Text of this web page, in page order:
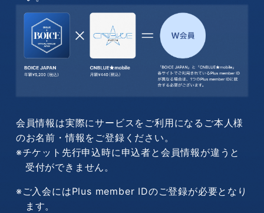
会員情報は実際にサービスをご利用になるご本人様
のお名前・情報をご登録ください。
※チケット先行申込時に申込者と会員情報が違うと
受付ができません。
※ご入会にはPlus member IDのご登録が必要となり
ます。